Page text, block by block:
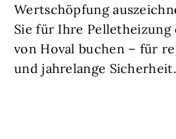
Wertschöpfung
Sie für Ihre
von Hoval buchen – für
und jahrelange Sicherheit.